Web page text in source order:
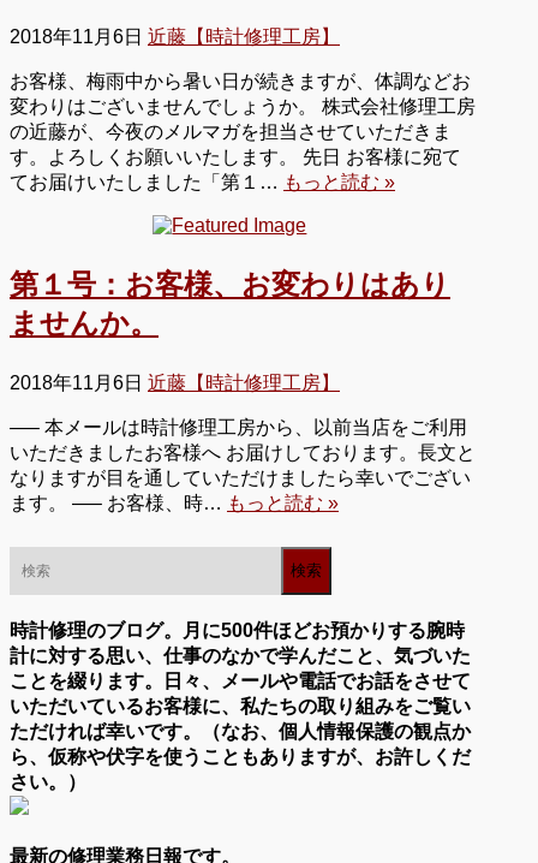
2018年11月6日 近藤【時計修理工房】
お客様、梅雨中から暑い日が続きますが、体調などお
変わりはございませんでしょうか。 株式会社修理工房
の近藤が、今夜のメルマガを担当させていただきま
す。よろしくお願いいたします。 先日 お客様に宛て
てお届けいたしました「第１… もっと読む »
第１号：お客様、お変わりはあり
ませんか。
2018年11月6日 近藤【時計修理工房】
—– 本メールは時計修理工房から、以前当店をご利用
いただきましたお客様へ お届けしております。長文と
なりますが目を通していただけましたら幸いでござい
ます。 —– お客様、時… もっと読む »
時計修理のブログ。月に500件ほどお預かりする腕時
計に対する思い、仕事のなかで学んだこと、気づいた
ことを綴ります。日々、メールや電話でお話をさせて
いただいているお客様に、私たちの取り組みをご覧い
ただければ幸いです。（なお、個人情報保護の観点か
ら、仮称や伏字を使うこともありますが、お許しくだ
さい。）
最新の修理業務日報です。